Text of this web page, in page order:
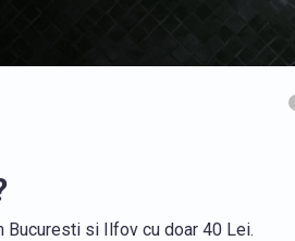
Bucuresti si Ilfov cu doar 40 Lei.